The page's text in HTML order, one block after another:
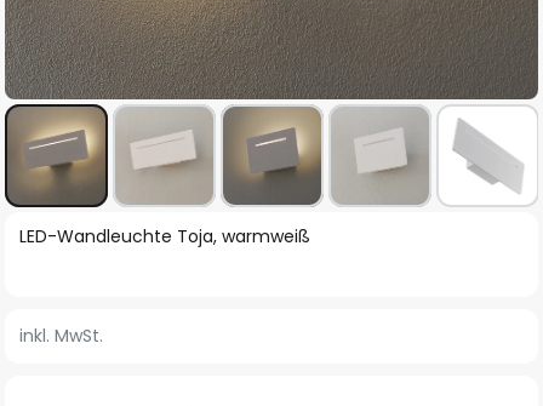
Zum
springen
LED-Wandleuchte Toja, warmweiß
inkl. MwSt.